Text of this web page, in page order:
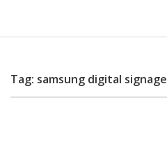
Tag: samsung digital signage